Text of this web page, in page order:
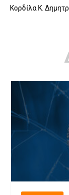
Κορδίλα Κ.